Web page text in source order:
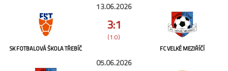
SK FOTBALOVÁ ŠKOLA TŘEBÍČ
13.06.2026
3:1
(1:0)
FC VELKÉ MEZIŘÍČÍ
05.06.2026